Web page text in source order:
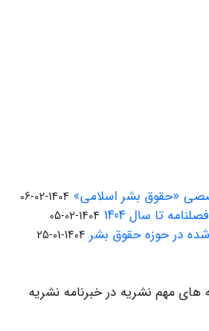
«حقوق بشر اسلامی» 1404-02-06
تا سال 1404 1404-02-05
در حوزه حقوق بشر 1404-01-25
های مهم نشریه در خبرنامه نشریه